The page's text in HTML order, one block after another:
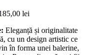
lei
Eleganță și originalitate
cu un design artistic ce
în forma unei balerine,